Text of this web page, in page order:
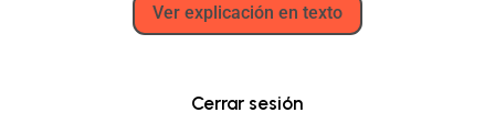
Ver explicación en texto
Cerrar sesión